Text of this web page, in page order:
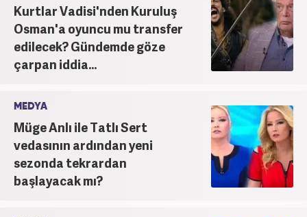
Kurtlar Vadisi'nden Kuruluş
Osman'a oyuncu mu transfer
edilecek? Gündemde göze
çarpan iddia...
MEDYA
Müge Anlı ile Tatlı Sert
vedasının ardından yeni
sezonda tekrardan
başlayacak mı?